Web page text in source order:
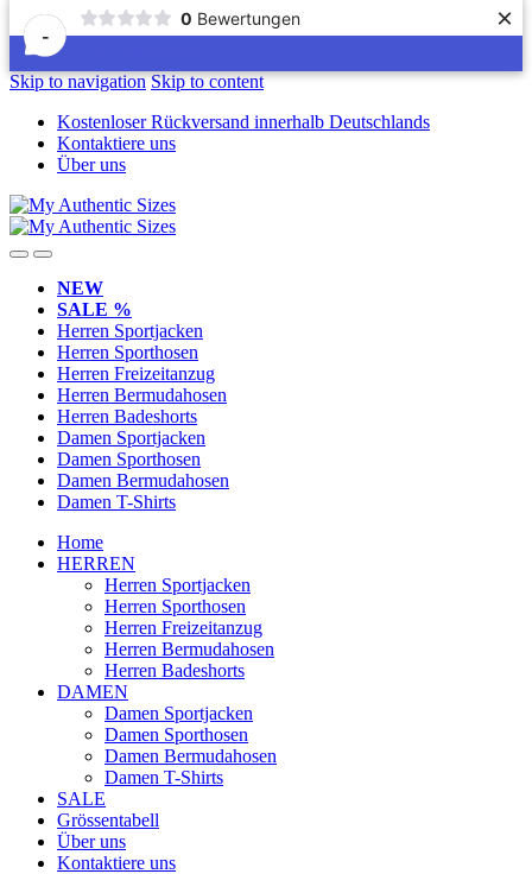
-
0 Bewertungen ×
Skip to navigation Skip to content
Kostenloser Rückversand innerhalb Deutschlands
Kontaktiere uns
Über uns
NEW
SALE %
Herren Sportjacken
Herren Sporthosen
Herren Freizeitanzug
Herren Bermudahosen
Herren Badeshorts
Damen Sportjacken
Damen Sporthosen
Damen Bermudahosen
Damen T-Shirts
Home
HERREN
Herren Sportjacken
Herren Sporthosen
Herren Freizeitanzug
Herren Bermudahosen
Herren Badeshorts
DAMEN
Damen Sportjacken
Damen Sporthosen
Damen Bermudahosen
Damen T-Shirts
SALE
Grössentabell
Über uns
Kontaktiere uns